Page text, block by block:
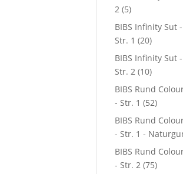
2 (5)
BIBS Infinity Sut
Str. 1 (20)
BIBS Infinity Sut
Str. 2 (10)
BIBS Rund
- Str. 1 (52)
BIBS Rund
- Str. 1 -
BIBS Rund
- Str. 2 (75)